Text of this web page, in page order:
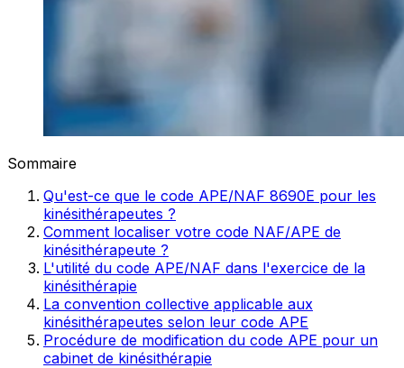
Sommaire
Qu'est-ce que le code APE/NAF 8690E pour les
kinésithérapeutes ?
Comment localiser votre code NAF/APE de
kinésithérapeute ?
L'utilité du code APE/NAF dans l'exercice de la
kinésithérapie
La convention collective applicable aux
kinésithérapeutes selon leur code APE
Procédure de modification du code APE pour un
cabinet de kinésithérapie